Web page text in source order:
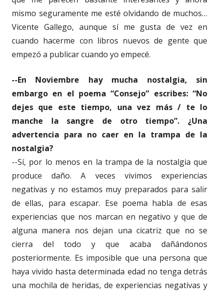
mismo seguramente me esté olvidando de muchos…
Vicente Gallego, aunque sí me gusta de vez en
cuando hacerme con libros nuevos de gente que
empezó a publicar cuando yo empecé.
--En Noviembre hay mucha nostalgia, sin
embargo en el poema “Consejo” escribes: “No
dejes que este tiempo, una vez más / te lo
manche la sangre de otro tiempo”. ¿Una
advertencia para no caer en la trampa de la
nostalgia?
--Sí, por lo menos en la trampa de la nostalgia que
produce daño. A veces vivimos experiencias
negativas y no estamos muy preparados para salir
de ellas, para escapar. Ese poema habla de esas
experiencias que nos marcan en negativo y que de
alguna manera nos dejan una cicatriz que no se
cierra del todo y que acaba dañándonos
posteriormente. Es imposible que una persona que
haya vivido hasta determinada edad no tenga detrás
una mochila de heridas, de experiencias negativas y